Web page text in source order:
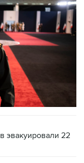
эвакуировали 22